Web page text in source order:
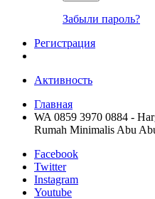
Забыли пароль?
Регистрация
Активность
Главная
WA 0859 3970 0884 -
Rumah Minimalis Abu
Facebook
Twitter
Instagram
Youtube